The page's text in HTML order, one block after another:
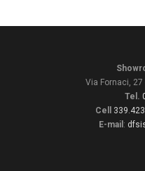
Via Fornaci,
Tel.
Cell
E-mail :